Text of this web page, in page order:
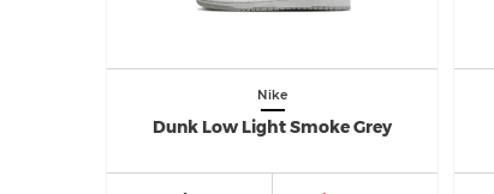
Nike
Dunk Low Light Smoke Grey